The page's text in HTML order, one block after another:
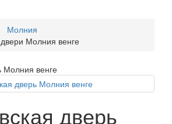
Молния
Молния венге
Молния венге
дверь